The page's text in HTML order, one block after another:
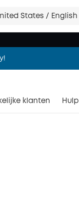
States / English
klanten Hulp